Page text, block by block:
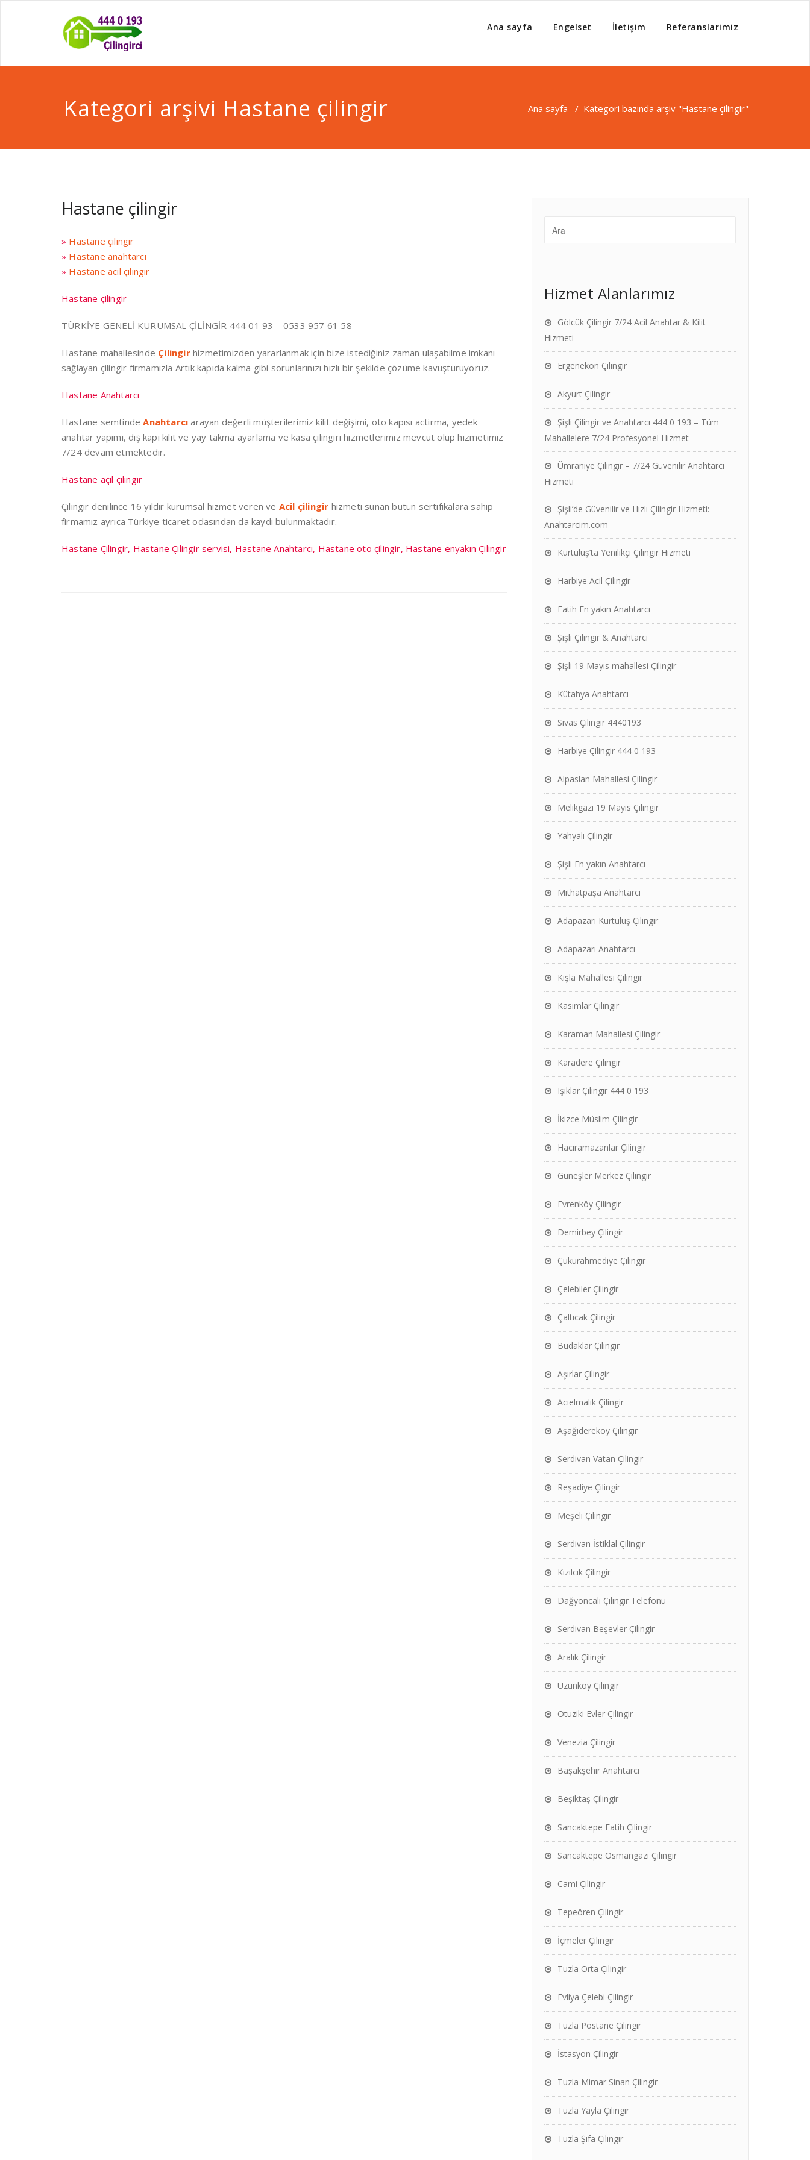
Ana sayfa Engelset İletişim Referanslarimiz
Kategori arşivi Hastane çilingir Ana sayfa / Kategori bazında arşiv "Hastane çilingir"
Hastane çilingir
» Hastane çilingir
» Hastane anahtarcı
» Hastane acil çilingir
Hastane çilingir
TÜRKİYE GENELİ KURUMSAL ÇİLİNGİR 444 01 93 – 0533 957 61 58
Hastane mahallesinde Çilingirhizmetimizden yararlanmak için bize istediğiniz zaman ulaşabilme imkanı
sağlayan çilingir firmamızla Artık kapıda kalma gibi sorunlarınızı hızlı bir şekilde çözüme kavuşturuyoruz.
Hastane Anahtarcı
Hastane semtindeAnahtarcı arayan değerli müşterilerimiz kilit değişimi, oto kapısı actirma, yedek
anahtar yapımı, dış kapı kilit ve yay takma ayarlama ve kasa çilingiri hizmetlerimiz mevcut olup hizmetimiz
7/24 devam etmektedir.
Hastane açil çilingir
Çilingir denilince 16 yıldır kurumsal hizmet veren ve Acil çilingir hizmetı sunan bütün sertifikalara sahip
firmamız ayrıca Türkiye ticaret odasından da kaydı bulunmaktadır.
Hastane Çilingir, Hastane Çilingir servisi, Hastane Anahtarcı, Hastane oto çilingir, Hastane enyakın Çilingir
Hizmet Alanlarımız
Gölcük Çilingir 7/24 Acil Anahtar & Kilit
Hizmeti
Ergenekon Çilingir
Akyurt Çilingir
Şişli Çilingir ve Anahtarcı 444 0 193 – Tüm
Mahallelere 7/24 Profesyonel Hizmet
Ümraniye Çilingir – 7/24 Güvenilir Anahtarcı
Hizmeti
Şişli’de Güvenilir ve Hızlı Çilingir Hizmeti:
Anahtarcim.com
Kurtuluş’ta Yenilikçi Çilingir Hizmeti
Harbiye Acil Çilingir
Fatih En yakın Anahtarcı
Şişli Çilingir & Anahtarcı
Şişli 19 Mayıs mahallesi Çilingir
Kütahya Anahtarcı
Sivas Çilingir 4440193
Harbiye Çilingir 444 0 193
Alpaslan Mahallesi Çilingir
Melikgazi 19 Mayıs Çilingir
Yahyalı Çilingir
Şişli En yakın Anahtarcı
Mithatpaşa Anahtarcı
Adapazarı Kurtuluş Çilingir
Adapazarı Anahtarcı
Kışla Mahallesi Çilingir
Kasımlar Çilingir
Karaman Mahallesi Çilingir
Karadere Çilingir
Işıklar Çilingir 444 0 193
İkizce Müslim Çilingir
Hacıramazanlar Çilingir
Güneşler Merkez Çilingir
Evrenköy Çilingir
Demirbey Çilingir
Çukurahmediye Çilingir
Çelebiler Çilingir
Çaltıcak Çilingir
Budaklar Çilingir
Aşırlar Çilingir
Acıelmalık Çilingir
Aşağıdereköy Çilingir
Serdivan Vatan Çilingir
Reşadiye Çilingir
Meşeli Çilingir
Serdivan İstiklal Çilingir
Kızılcık Çilingir
Dağyoncalı Çilingir Telefonu
Serdivan Beşevler Çilingir
Aralık Çilingir
Uzunköy Çilingir
Otuziki Evler Çilingir
Venezia Çilingir
Başakşehir Anahtarcı
Beşiktaş Çilingir
Sancaktepe Fatih Çilingir
Sancaktepe Osmangazi Çilingir
Cami Çilingir
Tepeören Çilingir
İçmeler Çilingir
Tuzla Orta Çilingir
Evliya Çelebi Çilingir
Tuzla Postane Çilingir
İstasyon Çilingir
Tuzla Mimar Sinan Çilingir
Tuzla Yayla Çilingir
Tuzla Şifa Çilingir